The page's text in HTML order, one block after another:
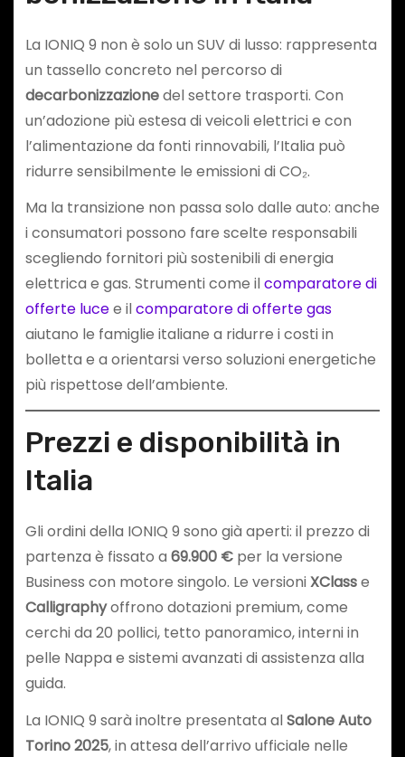
La IONIQ 9 non è solo un SUV di lusso: rappresenta
un tassello concreto nel percorso di
decarbonizzazionedel settore trasporti. Con
un’adozione più estesa di veicoli elettrici e con
l’alimentazione da fonti rinnovabili, l’Italia può
ridurre sensibilmente le emissioni di CO₂.
Ma la transizione non passa solo dalle auto: anche
i consumatori possono fare scelte responsabili
scegliendo fornitori più sostenibili di energia
elettrica e gas. Strumenti come ilcomparatore di
offerte lucee ilcomparatore di offerte gas
aiutano le famiglie italiane a ridurre i costi in
bolletta e a orientarsi verso soluzioni energetiche
più rispettose dell’ambiente.
Prezzi e disponibilità in
Italia
Gli ordini della IONIQ 9 sono già aperti: il prezzo di
partenza è fissato a 69.900 €per la versione
Business con motore singolo. Le versioniXClasse
Calligraphyoffrono dotazioni premium, come
cerchi da 20 pollici, tetto panoramico, interni in
pelle Nappa e sistemi avanzati di assistenza alla
guida.
La IONIQ 9 sarà inoltre presentata alSalone Auto
Torino 2025, in attesa dell’arrivo ufficiale nelle